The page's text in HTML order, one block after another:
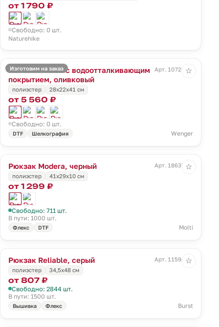
от 1 790 ₽
Свободно: 0 шт.
Naturehike
Изготовим на заказ
Рюкзак Photon с водоотталкивающим
покрытием, оливковый
Арт. 10720.90
полиэстер 28х22х41 см
от 5 560 ₽
Свободно: 0 шт.
DTF Шелкография Wenger
☆
Рюкзак Modera, черный
Арт. 18635.30
полиэстер
41x29x10 см
от 1 299 ₽
Свободно: 711 шт.
В пути: 1000 шт.
Флекс DTF Molti
☆
Рюкзак Reliable, серый
Арт. 11594.10
полиэстер
34,5х48 см
от 807 ₽
Свободно: 2844 шт.
В пути: 1500 шт.
Вышивка Флекс Burst
☆